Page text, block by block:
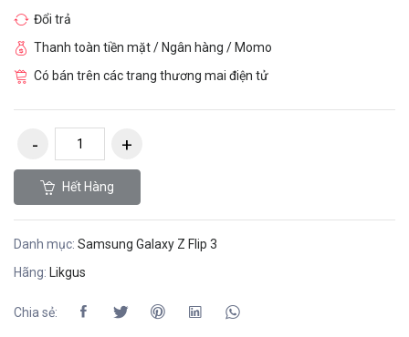
Đổi trả
Thanh toàn tiền mặt / Ngân hàng / Momo
Có bán trên các trang thương mai điện tử
Hết Hàng
Danh mục: Samsung Galaxy Z Flip 3
Hãng: Likgus
Chia sẻ: